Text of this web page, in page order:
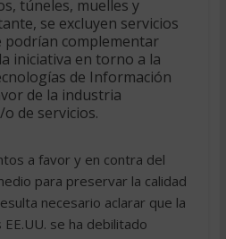
túneles, muelles y
se excluyen servicios
podrían complementar
iniciativa en torno a la
de Información
de la industria
de servicios.
a favor y en contra del
para preservar la calidad
necesario aclarar que la
se ha debilitado